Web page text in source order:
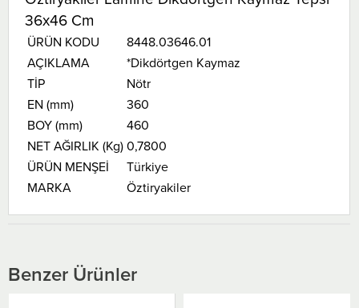
36x46 Cm
ÜRÜN KODU
8448.03646.01
AÇIKLAMA
*Dikdörtgen Kaymaz
TİP
Nötr
EN (mm)
360
BOY (mm)
460
NET AĞIRLIK (Kg)0,7800
ÜRÜN MENŞEİ
Türkiye
MARKA
Öztiryakiler
Benzer Ürünler